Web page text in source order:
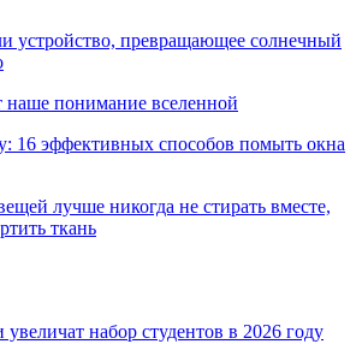
устройство, превращающее солнечный
наше понимание вселенной
16 эффективных способов помыть окна
лучше никогда не стирать вместе,
ткань
набор студентов в 2026 году